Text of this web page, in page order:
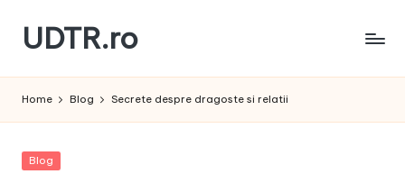
Skip
content
UDTR.ro
te
Home Blog Secrete despre dragoste si relatii
Posted
Blog